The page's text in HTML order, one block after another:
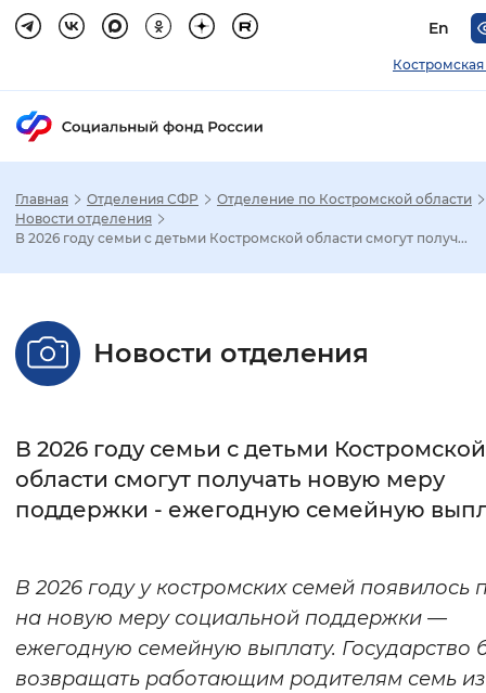
En
Костромская
Настройка режима отображения
Стандартный Увеличенный
Интервал между буквами
Цвет сайта
Монохромный
Главная Отделения СФР
Отделение по Костромской области
Новости отделения
В 2026 году семьи с детьми Костромской области смогут получ...
Новости отделения
В 2026 году семьи с детьми Костромской
области смогут получать новую меру
поддержки - ежегодную семейную
В 2026 году у костромских семей появилось
на новую меру социальной поддержки —
ежегодную семейную выплату. Государство
возвращать работающим родителям семь из